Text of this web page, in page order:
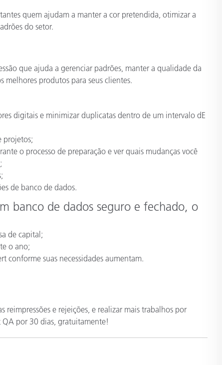
Papel
quem ajudam a manter a cor pretendida, otimizar a
do setor.
que ajuda a gerenciar padrões, manter a qualidade da
melhores produtos para seus clientes.
digitais e minimizar duplicatas dentro de um intervalo dE
projetos;
o processo de preparação e ver quais mudanças você
de banco de dados.
banco de dados seguro e fechado, o
de capital;
o ano;
conforme suas necessidades aumentam.
reimpressões e rejeições, e realizar mais trabalhos por
por 30 dias, gratuitamente!